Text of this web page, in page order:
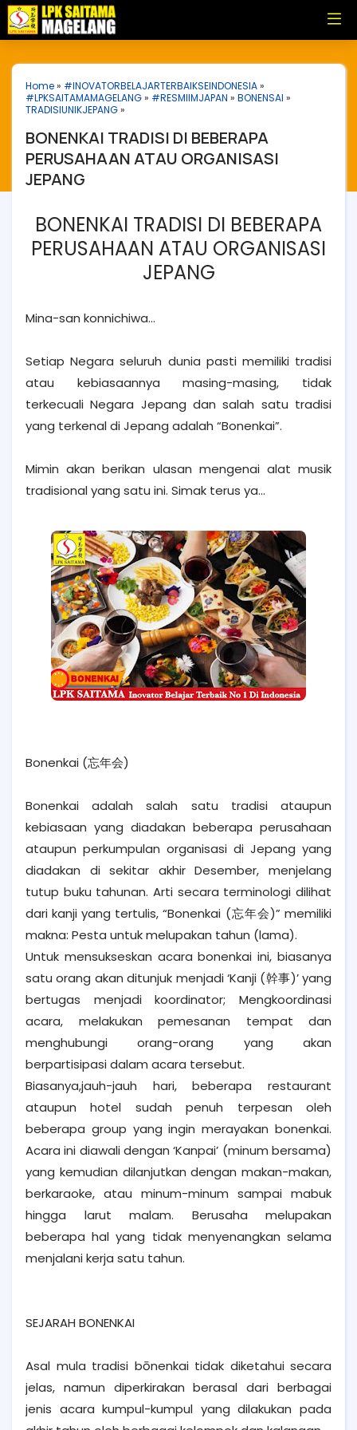
Home» #INOVATORBELAJARTERBAIKSEINDONESIA»
#LPKSAITAMAMAGELANG» #RESMIIMJAPAN » BONENSAI »
TRADISIUNIKJEPANG»
BONENKAI TRADISI DI BEBERAPA
PERUSAHAAN ATAU ORGANISASI
JEPANG
BONENKAI TRADISI DI BEBERAPA
PERUSAHAAN ATAU ORGANISASI
JEPANG
Mina-san konnichiwa...
Setiap Negara seluruh dunia pasti memiliki tradisi
atau kebiasaannya masing-masing, tidak
terkecuali Negara Jepang dan salah satu tradisi
yang terkenal di Jepang adalah “Bonenkai”.
Mimin akan berikan ulasan mengenai alat musik
tradisional yang satu ini. Simak terus ya...
Bonenkai (忘年会)
Bonenkai adalah salah satu tradisi ataupun
kebiasaan yang diadakan beberapa perusahaan
ataupun perkumpulan organisasi di Jepang yang
diadakan di sekitar akhir Desember, menjelang
tutup buku tahunan. Arti secara terminologi dilihat
dari kanji yang tertulis, “Bonenkai (忘年会)” memiliki
makna: Pesta untuk melupakan tahun (lama).
Untuk mensukseskan acara bonenkai ini, biasanya
satu orang akan ditunjuk menjadi ‘Kanji (幹事)’ yang
bertugas menjadi koordinator; Mengkoordinasi
acara, melakukan pemesanan tempat dan
menghubungi orang-orang yang akan
berpartisipasi dalam acara tersebut.
Biasanya,jauh-jauh hari, beberapa restaurant
ataupun hotel sudah penuh terpesan oleh
beberapa group yang ingin merayakan bonenkai.
Acara ini diawali dengan ‘Kanpai’ (minum bersama)
yang kemudian dilanjutkan dengan makan-makan,
berkaraoke, atau minum-minum sampai mabuk
hingga larut malam. Berusaha melupakan
beberapa hal yang tidak menyenangkan selama
menjalani kerja satu tahun.
SEJARAH BONENKAI
Asal mula tradisi bōnenkai tidak diketahui secara
jelas, namun diperkirakan berasal dari berbagai
jenis acara kumpul-kumpul yang dilakukan pada